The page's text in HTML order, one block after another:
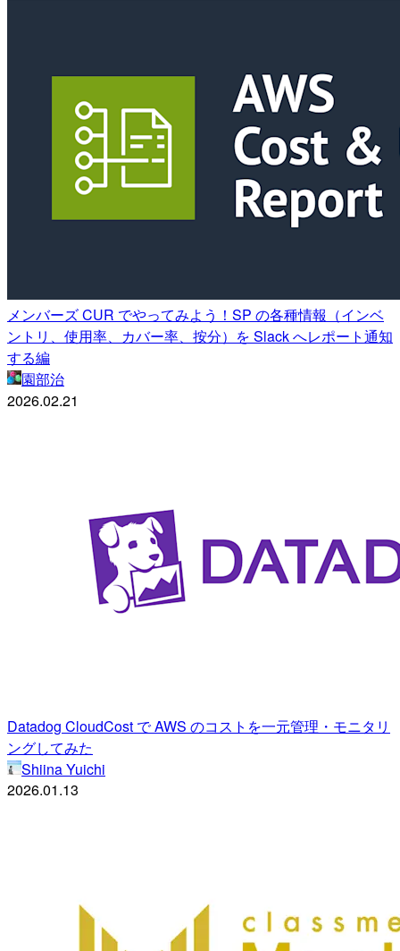
メンバーズ CUR でやってみよう！SP の各種情報（インベ
ントリ、使用率、カバー率、按分）を Slack へレポート通知
する編
園部治
2026.02.21
Datadog CloudCost で AWS のコストを一元管理・モニタリ
ングしてみた
Shiina Yuichi
2026.01.13